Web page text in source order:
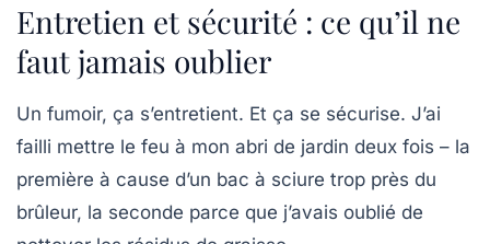
Entretien et sécurité : ce qu’il ne
faut jamais oublier
Un fumoir, ça s’entretient. Et ça se sécurise. J’ai
failli mettre le feu à mon abri de jardin deux fois – la
première à cause d’un bac à sciure trop près du
brûleur, la seconde parce que j’avais oublié de